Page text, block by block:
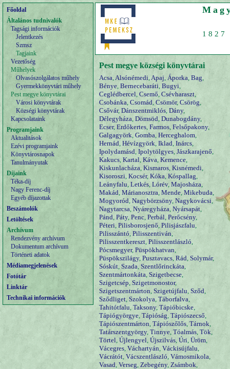
Főoldal
Általános tudnivalók
Tagsági információk
Jelentkezés
Szmsz
Tagjaink
Vezetőség
Műhelyek
Olvasószolgálatos műhely
Gyermekkönyvtári műhely
Pest megye könyvtárai
Városi könyvtárak
Községi könyvtárak
Kapcsolataink
Programjaink
Aktualitások
Ezévi programjaink
Könyvtárosnapok
Tanulmányutak
Díjaink
Téka-díj
Nagy Ferenc-díj
Egyéb díjazottak
Beszámolók
Letöltések
Archívum
Rendezvény archívum
Dokumentum archívum
Történeti adatok
Médiamegjelenések
Fotótár
Linktár
Technikai információk
Pest megye községi könyvtárai
Acsa,Alsónémedi,Apaj, Áporka, Bag,
Bénye, Bernecebaráti, Bugyi,
Ceglédbercel, Csemő, Csévharaszt,
Csobánka, Csomád, Csömör, Csörög,
Csővár, Dánszentmiklós, Dány,
Délegyháza, Dömsöd, Dunabogdány,
Ecser, Erdőkertes, Farmos, Felsőpakony,
Galgagyörk, Gomba, Herceghalom,
Hernád, Hévízgyörk, Iklad, Inárcs,
Ipolydamásd, Ipolytölgyes, Jászkarajenő,
Kakucs, Kartal, Káva, Kemence,
Kiskunlacháza, Kismaros, Kisnémedi,
Kisoroszi, Kocsér, Kóka, Kóspallag,
Leányfalu, Letkés, Lórév, Majosháza,
Makád, Márianosztra, Mende, Mikebuda,
Mogyoród, Nagybörzsöny, Nagykovácsi,
Nagytarcsa, Nyáregyháza, Nyársapát,
Pánd, Páty, Penc, Perbál, Perőcsény,
Péteri, Pilisborosjenő, Pilisjászfalu,
Pilisszántó, Pilisszentiván,
Pilisszentkereszt, Pilisszentlászló,
Pócsmegyer, Püspökhatvan,
Püspökszilágy, Pusztavacs, Rád, Solymár,
Sóskút, Szada, Szentlőrinckáta,
Szentmártonkáta, Szigetbecse,
Szigetcsép, Szigetmonostor,
Szigetszentmárton, Szigetújfalu, Sződ,
Sződliget, Szokolya, Táborfalva,
Tahitótfalu, Taksony, Tápióbicske,
Tápiógyörgye, Tápióság, Tápiószecső,
Tápiószentmárton, Tápiószőlős, Tárnok,
Tatárszentgyörgy, Tinnye, Tóalmás, Tök,
Törtel, Újlengyel, Újszilvás, Úri, Üröm,
Vácegres, Váchartyán, Váckisújfalu,
Vácrátót, Vácszentlászló, Vámosmikola,
Vasad, Verseg, Zebegény, Zsámbok,